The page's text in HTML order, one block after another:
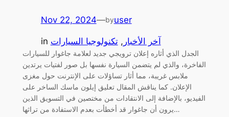
Nov 22, 2024—byuser
in آخر الأخبار , تكنولوجيا السيارات
الجدل الذي أثاره إعلان ترويجي جديد لعلامة جاغوار للسيارات
الفاخرة، والذي لم يتضمن السيارة نفسها بل صور لفتيات يرتدين
ملابس غريبة، مما أثار تساؤلات على الإنترنت حول مغزى
الإعلان. كما يناقش المقال تعليق إيلون ماسك الساخر على
الفيديو، بالإضافة إلى الانتقادات من مختصين في التسويق الذين
يرون أن جاغوار قد أخطأت بعدم الاستفادة من تراثها…